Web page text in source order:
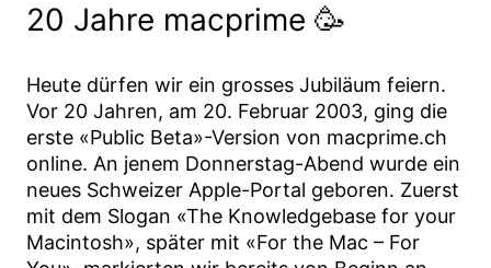
20 Jahre macprime 🥳
Heute dürfen wir ein grosses Jubiläum feiern.
Vor 20 Jahren, am 20. Februar 2003, ging die
erste «Public Beta»-Version von macprime.ch
online. An jenem Donnerstag-Abend wurde ein
neues Schweizer Apple-Portal geboren. Zuerst
mit dem Slogan «The Knowledgebase for your
Macintosh», später mit «For the Mac – For